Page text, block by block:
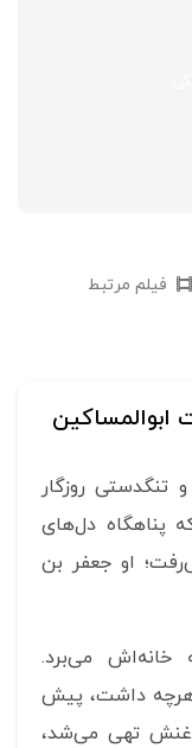
فیلم مرتبط
ابوالمساکین
تنگدستی روزگار
پناهگاه دل‌های
او جعفر بن
خانه‌اش می‌برد.
هرچه داشت، پیش
تهی می‌شد،